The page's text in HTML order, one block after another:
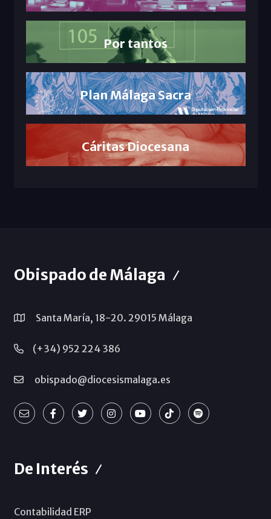
Por tantos
Plan Málaga Sacra
Cáritas Diocesana
Obispado de Málaga
Santa María, 18-20. 29015 Málaga
(+34) 952 224 386
obispado@diocesismalaga.es
De Interés
Contabilidad ERP